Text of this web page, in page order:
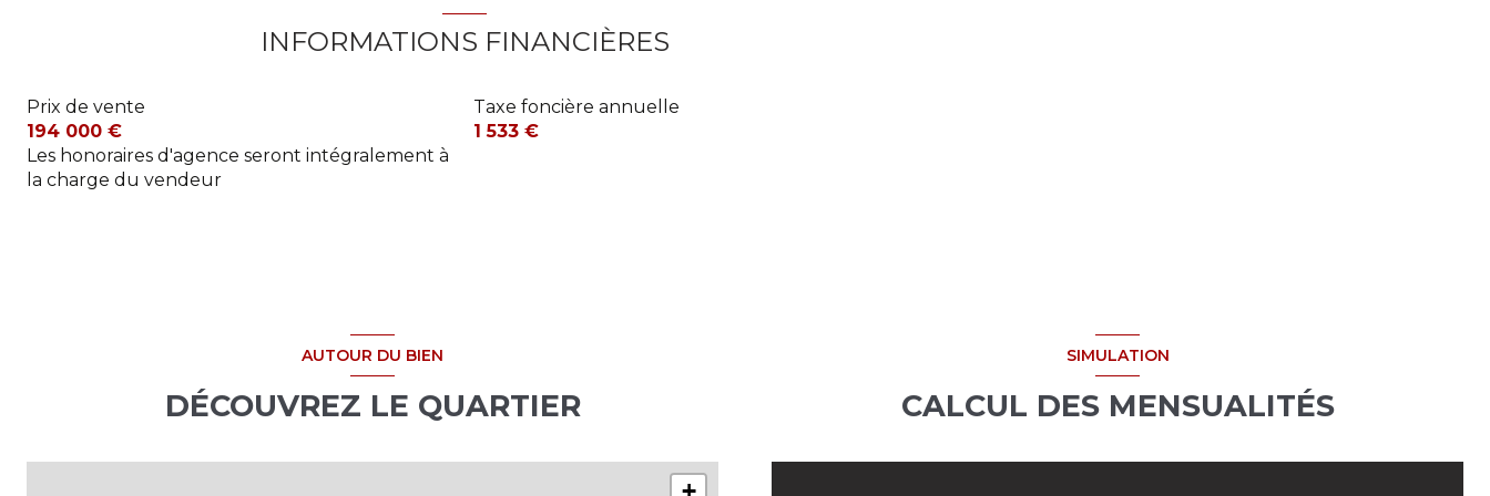
buanderie
WC
INFORMATIONS FINANCIÈRES
Prix de vente
194 000 €
Les honoraires d'agence seront intégralement à
la charge du vendeur
Taxe foncière annuelle
1 533 €
AUTOUR DU BIEN
DÉCOUVREZ LE QUARTIER
SIMULATION
CALCUL DES MENSUALITÉS